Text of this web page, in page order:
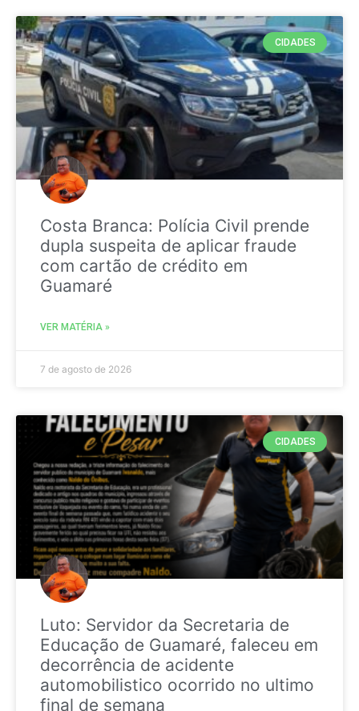
CIDADES
Costa Branca: Polícia Civil prende
dupla suspeita de aplicar fraude
com cartão de crédito em
Guamaré
VER MATÉRIA »
7 de agosto de 2026
CIDADES
Luto: Servidor da Secretaria de
Educação de Guamaré, faleceu em
decorrência de acidente
automobilistico ocorrido no ultimo
final de semana